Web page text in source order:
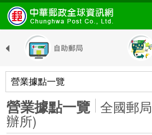
跳到主要內容區塊
營業據點一覽 全國郵
辦所)